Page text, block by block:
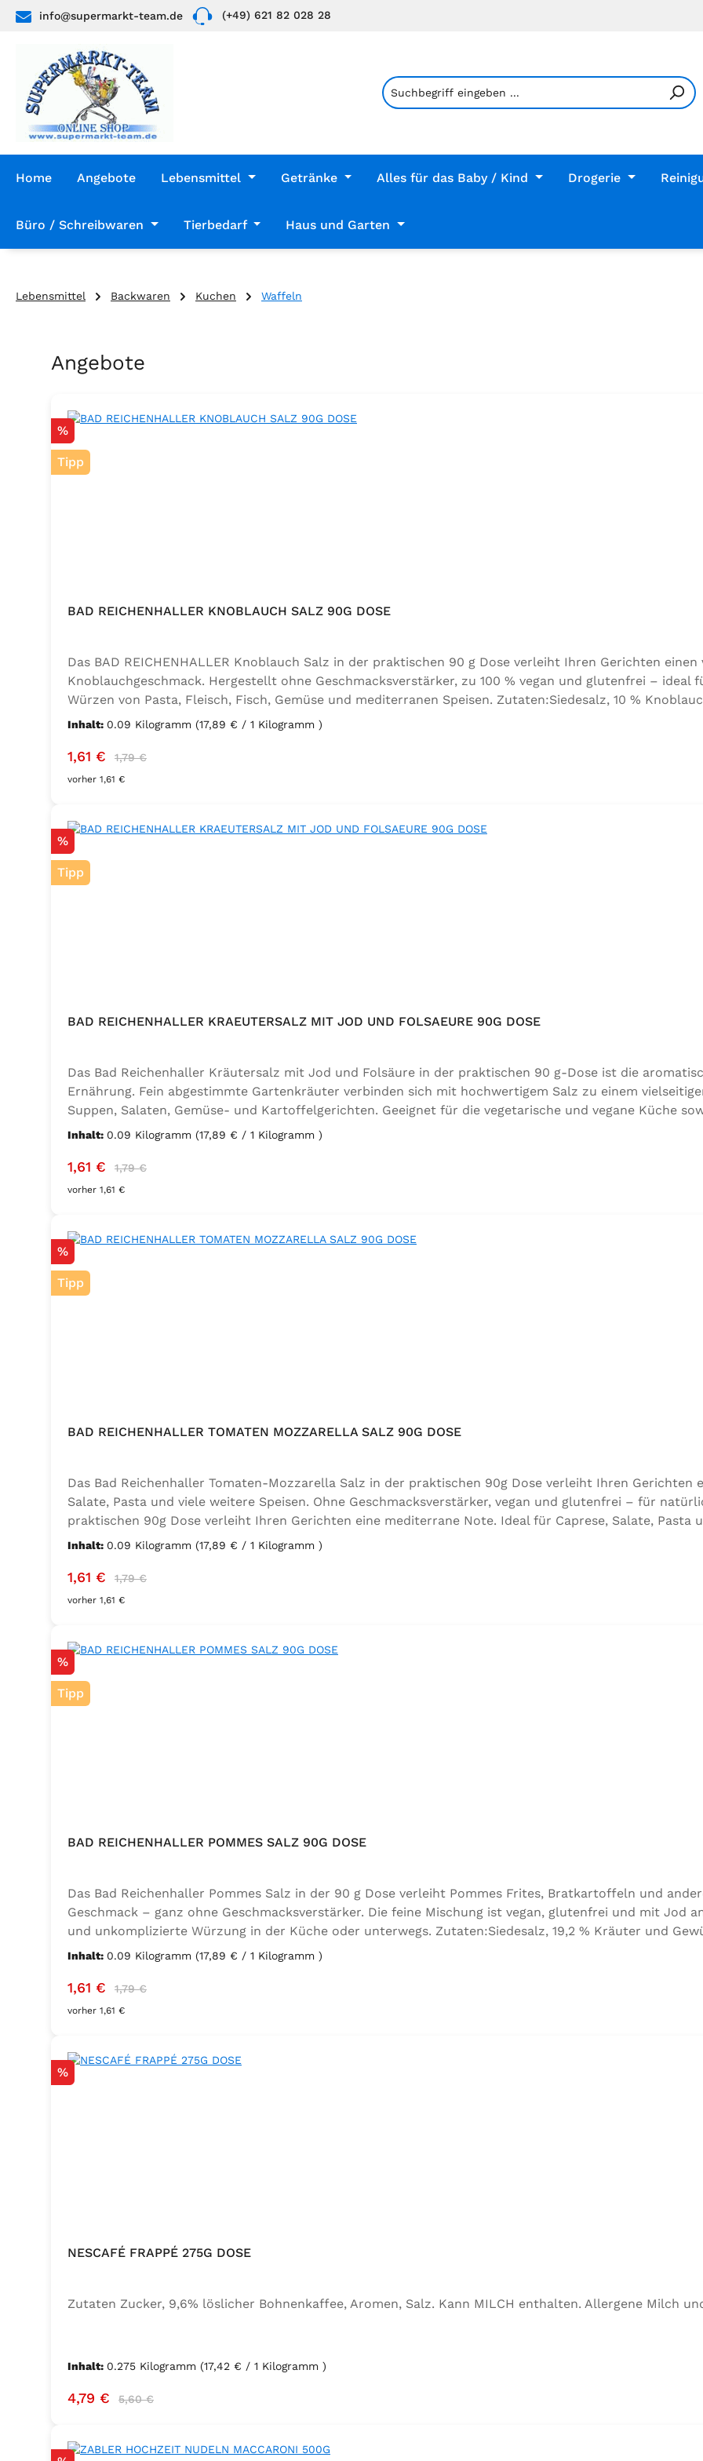
Hauptinhalt springen
Zur Suche springen
Zur Hauptnavigation springen
info@supermarkt-team.de (+49) 621 82 028 28
Home Angebote Lebensmittel Getränke Alles für das Baby / Kind Drogerie
Büro / Schreibwaren Tierbedarf Haus und Garten
Lebensmittel Backwaren Kuchen Waffeln
Produktgalerie überspringen
Angebote
Rabatt
%
Tipp
BAD REICHENHALLER KNOBLAUCH SALZ 90G DOSE
Das BAD REICHENHALLER Knoblauch Salz in der praktischen 90 g Dose verleiht Ihren Gerichten
Knoblauchgeschmack. Hergestellt ohne Geschmacksverstärker, zu 100 % vegan und glutenfrei – ideal
Würzen von Pasta, Fleisch, Fisch, Gemüse und mediterranen Speisen. Zutaten:Siedesalz, 10 %
Sellerie, Zwiebel, Basilikum, Dill, Majoran, Lorbeer, Rosmarin, Oregano, Thymian), Trennmittel
Inhalt: 0.09 Kilogramm (17,89 € / 1 Kilogramm )
Verkaufspreis:
1,61 € Regulärer Preis:
1,79 €
vorher 1,61 €
Rabatt
%
Tipp
BAD REICHENHALLER KRAEUTERSALZ MIT JOD UND FOLSAEURE 90G DOSE
Das Bad Reichenhaller Kräutersalz mit Jod und Folsäure in der praktischen 90 g-Dose ist die
Ernährung. Fein abgestimmte Gartenkräuter verbinden sich mit hochwertigem Salz zu einem
Suppen, Salaten, Gemüse- und Kartoffelgerichten. Geeignet für die vegetarische und vegane Küche
Ernährung mit zusätzlichem Jod und Folsäure. Zutaten:Siedesalz, 17,5 % Kräuter und Gewürze
Inhalt: 0.09 Kilogramm (17,89 € / 1 Kilogramm )
Verkaufspreis:
1,61 € Regulärer Preis:
1,79 €
vorher 1,61 €
Rabatt
%
Tipp
BAD REICHENHALLER TOMATEN MOZZARELLA SALZ 90G DOSE
Das Bad Reichenhaller Tomaten-Mozzarella Salz in der praktischen 90g Dose verleiht Ihren Gerichten
Salate, Pasta und viele weitere Speisen. Ohne Geschmacksverstärker, vegan und glutenfrei – für
praktischen 90g Dose verleiht Ihren Gerichten eine mediterrane Note. Ideal für Caprese, Salate, Pasta
Geschmacksverstärker, vegan und glutenfrei – für natürlichen Genuss in bester Qualität.
Inhalt: 0.09 Kilogramm (17,89 € / 1 Kilogramm )
Verkaufspreis:
1,61 € Regulärer Preis:
1,79 €
vorher 1,61 €
Rabatt
%
Tipp
BAD REICHENHALLER POMMES SALZ 90G DOSE
Das Bad Reichenhaller Pommes Salz in der 90 g Dose verleiht Pommes Frites, Bratkartoffeln und
Geschmack – ganz ohne Geschmacksverstärker. Die feine Mischung ist vegan, glutenfrei und mit Jod
und unkomplizierte Würzung in der Küche oder unterwegs. Zutaten:Siedesalz, 19,2 % Kräuter und
Trennmittel Calciumsalze der Speisefettsäuren, Folsäure, Kaliumjodat.Kann Spuren von Sellerie
Inhalt: 0.09 Kilogramm (17,89 € / 1 Kilogramm )
Verkaufspreis:
1,61 € Regulärer Preis:
1,79 €
vorher 1,61 €
Rabatt
%
NESCAFÉ FRAPPÉ 275G DOSE
Zutaten Zucker, 9,6% löslicher Bohnenkaffee, Aromen, Salz. Kann MILCH enthalten. Allergene Milch
Inhalt: 0.275 Kilogramm (17,42 € / 1 Kilogramm )
Verkaufspreis:
4,79 € Regulärer Preis:
5,60 €